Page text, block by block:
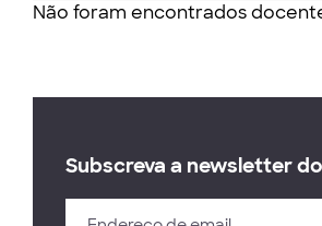
Não foram encontrados
Subscreva a newsletter